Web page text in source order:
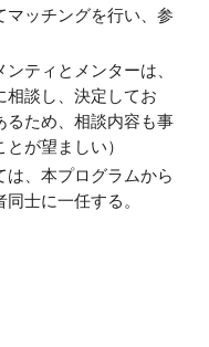
マッチングを行い、参
ティとメンターは、
相談し、決定してお
るため、相談内容も事
が望ましい）
は、本プログラムから
士に一任する。